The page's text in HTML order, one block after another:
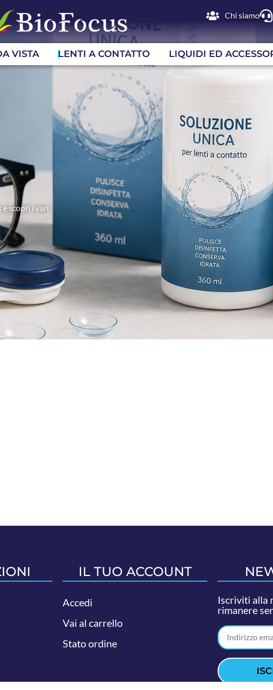
Chi siamo
VISTA LENTI A CONTATTO LIQUIDI ED
scopri i vari
IL TUO ACCOUNT
Accedi
Vai al carrello
Stato ordine
Iscriviti alla
rimanere